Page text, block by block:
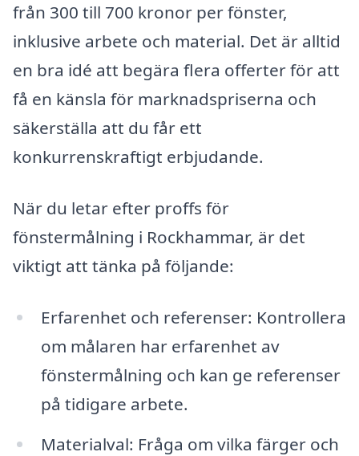
från 300 till 700 kronor per fönster,
inklusive arbete och material. Det är alltid
en bra idé att begära flera offerter för att
få en känsla för marknadspriserna och
säkerställa att du får ett
konkurrenskraftigt erbjudande.
När du letar efter proffs för
fönstermålning i Rockhammar, är det
viktigt att tänka på följande:
Erfarenhet och referenser: Kontrollera
om målaren har erfarenhet av
fönstermålning och kan ge referenser
på tidigare arbete.
Materialval: Fråga om vilka färger och